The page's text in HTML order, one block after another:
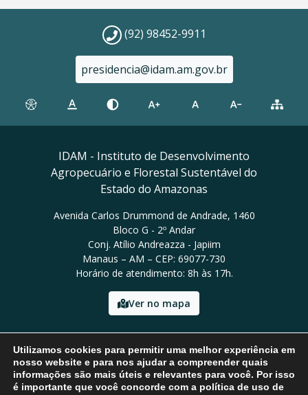
(92) 98452-9911
presidencia@idam.am.gov.br
IDAM - Instituto de Desenvolvimento
Agropecuário e Florestal Sustentável do
Estado do Amazonas
Avenida Carlos Drummond de Andrade, 1460
Bloco G - 2º Andar
Conj. Atílio Andreazza - Japiim
Manaus – AM – CEP: 69077-730
Horário de atendimento: 8h às 17h.
Ver no mapa
Email: presidencia@idam.am.gov.br
Tel: (92) 98452-9911
Utilizamos cookies para permitir uma melhor experiência em
nosso website e para nos ajudar a compreender quais
informações são mais úteis e relevantes para você. Por isso
é importante que você concorde com a política de uso de